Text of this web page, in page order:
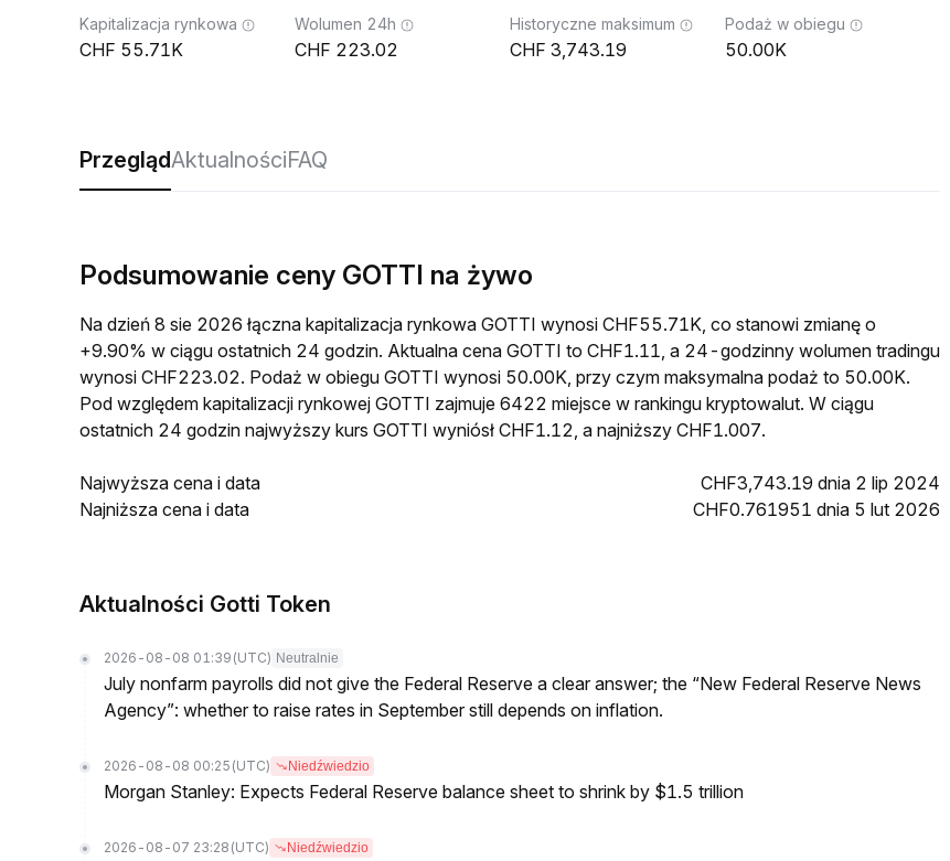
Kapitalizacja rynkowa
55.71K
Wolumen 24h
223.02
Historyczne maksimum
3,743.19
Podaż w obiegu
50.00K
PrzeglądAktualnościFAQ
Podsumowanie ceny GOTTI na żywo
Na dzień 8 sie 2026 łączna kapitalizacja rynkowa GOTTI wynosi CHF55.71K, co stanowi zmianę o
+9.90% w ciągu ostatnich 24 godzin. Aktualna cena GOTTI to CHF1.11, a 24-godzinny wolumen tradingu
wynosi CHF223.02. Podaż w obiegu GOTTI wynosi 50.00K, przy czym maksymalna podaż to 50.00K.
Pod względem kapitalizacji rynkowej GOTTI zajmuje 6422 miejsce w rankingu kryptowalut. W ciągu
ostatnich 24 godzin najwyższy kurs GOTTI wyniósł CHF1.12, a najniższy CHF1.007.
Najwyższa cena i data
CHF3,743.19 dnia 2 lip 2024
Najniższa cena i data
CHF0.761951 dnia 5 lut 2026
Aktualności Gotti Token
2026-08-08 01:39 (UTC) Neutralnie
July nonfarm payrolls did not give the Federal Reserve a clear answer; the “New Federal Reserve News
Agency”: whether to raise rates in September still depends on inflation.
2026-08-08 00:25 (UTC) Niedźwiedzio
Morgan Stanley: Expects Federal Reserve balance sheet to shrink by $1.5 trillion
2026-08-07 23:28 (UTC) Niedźwiedzio